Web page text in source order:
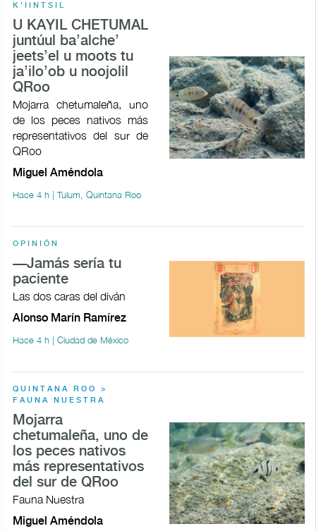
K'IINTSIL
U KAYIL CHETUMAL
juntúul ba’alche’
jeets’el u moots tu
ja’ilo’ob u noojolil
QRoo
Mojarra chetumaleña, uno
de los peces nativos más
representativos del sur de
QRoo
Miguel Améndola
Hace 4 h | Tulum, Quintana Roo
OPINIÓN
—Jamás sería tu
paciente
Las dos caras del diván
Alonso Marín Ramírez
Hace 4 h | Ciudad de México
QUINTANA ROO >
FAUNA NUESTRA
Mojarra
chetumaleña, uno de
los peces nativos
más representativos
del sur de QRoo
Fauna Nuestra
Miguel Améndola